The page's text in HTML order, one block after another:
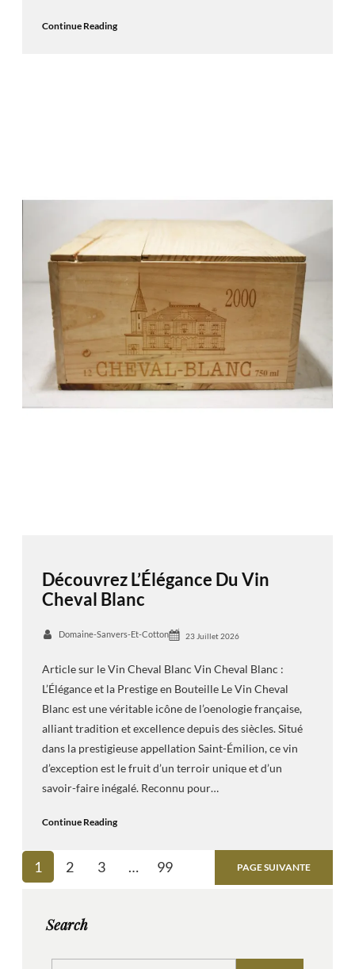
Continue Reading
Découvrez L’Élégance Du Vin
Cheval Blanc
Domaine-Sanvers-Et-Cotton 23 Juillet 2026
Article sur le Vin Cheval Blanc Vin Cheval Blanc :
L’Élégance et la Prestige en Bouteille Le Vin Cheval
Blanc est une véritable icône de l’oenologie française,
alliant tradition et excellence depuis des siècles. Situé
dans la prestigieuse appellation Saint-Émilion, ce vin
d’exception est le fruit d’un terroir unique et d’un
savoir-faire inégalé. Reconnu pour…
Continue Reading
1 2 3 … 99 PAGE SUIVANTE
Search